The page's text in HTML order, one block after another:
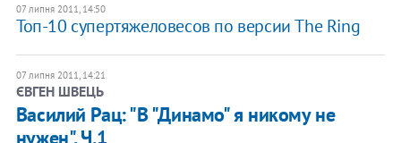
07 липня 2011, 14:50
Топ-10 супертяжеловесов по версии The Ring
07 липня 2011, 14:21
ЄВГЕН ШВЕЦЬ
Василий Рац: "В "Динамо" я никому не
нужен". Ч.1